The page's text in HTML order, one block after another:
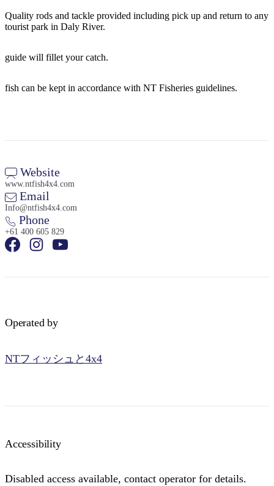
と
ア
ト
ア
テ
ビ
ィ
し
た
こ
行
を
計
す
る
計
ツ
ル
索:
Quality rods and tackle provided including pick up and return to any
tourist park in Daly River.
guide will fillet your catch.
fish can be kept in accordance with NT Fisheries guidelines.
Website
www.ntfish4x4.com
Email
Info@ntfish4x4.com
Phone
+61 400 605 829
Operated by
NTフィッシュと4x4
Accessibility
Disabled access available, contact operator for details.